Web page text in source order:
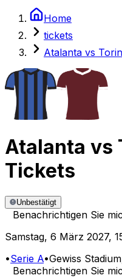
Home
tickets
Atalanta vs
Atalanta vs
Tickets
Unbestätigt
Benachrichtigen Sie
Samstag, 6 März 2027,
•Serie A•Gewiss Stadium
Benachrichtigen Sie